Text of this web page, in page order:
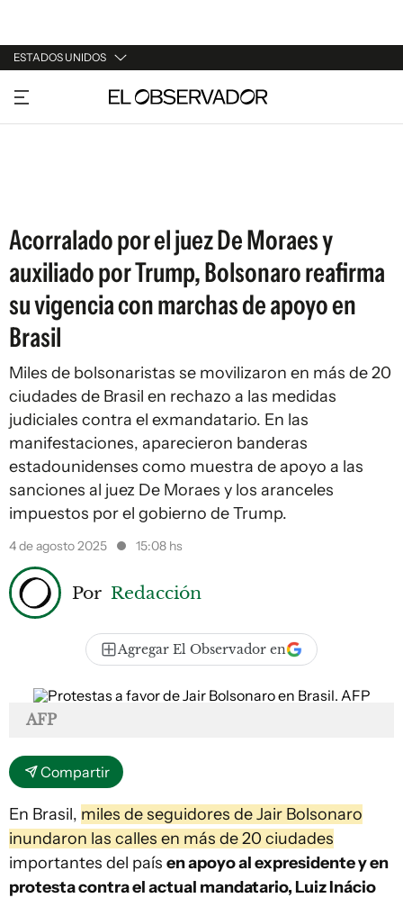
ESTADOS UNIDOS
URUGUAY
ARGENTINA
Acorralado por el juez De Moraes y
auxiliado por Trump, Bolsonaro reafirma
su vigencia con marchas de apoyo en
Brasil
Miles de bolsonaristas se movilizaron en más de 20
ciudades de Brasil en rechazo a las medidas
judiciales contra el exmandatario. En las
manifestaciones, aparecieron banderas
estadounidenses como muestra de apoyo a las
sanciones al juez De Moraes y los aranceles
impuestos por el gobierno de Trump.
4 de agosto 2025 15:08 hs
Por Redacción
Agregar El Observador en
AFP
Compartir
En Brasil, miles de seguidores de Jair Bolsonaro
inundaron las calles en más de 20 ciudades
importantes del país en apoyo al expresidente y en
protesta contra el actual mandatario, Luiz Inácio